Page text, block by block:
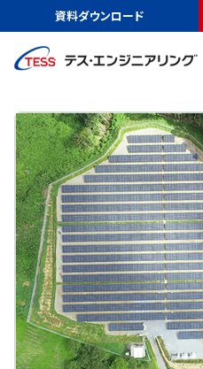
資料ダウンロード
実績紹介 プライムソーラー２
太陽光発電 地上
プライムソーラー